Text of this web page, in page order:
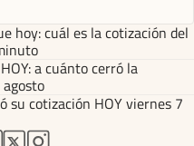
hoy: cuál es la cotización del
a cuánto cerró la
su cotización HOY viernes 7
pestaña
en nueva pestaña
abre en nueva pestaña
abre en nueva pestaña
abre en nueva pestaña